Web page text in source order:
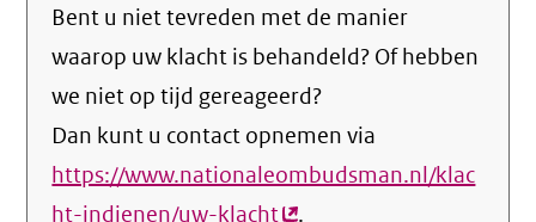
Bent u niet tevreden met de manier
waarop uw klacht is behandeld? Of hebben
we niet op tijd gereageerd?
Dan kunt u contact opnemen via
https://www.nationaleombudsman.nl/klac
ht-indienen/uw-klacht(externe
.